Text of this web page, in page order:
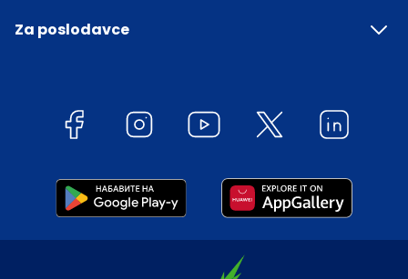
Za poslodavce